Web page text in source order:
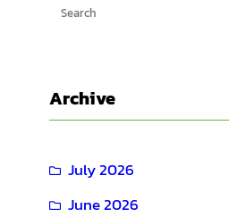
c
h
Archive
July 2026
June 2026